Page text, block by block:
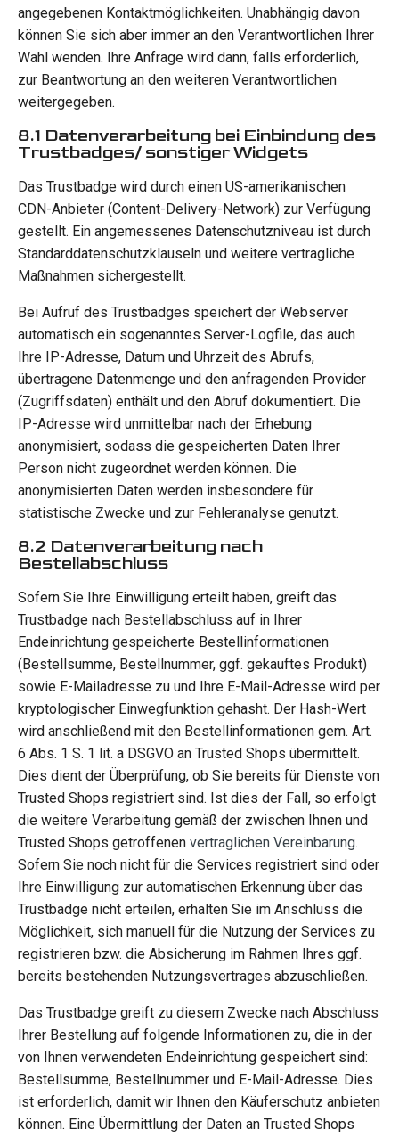
angegebenen Kontaktmöglichkeiten. Unabhängig davon
können Sie sich aber immer an den Verantwortlichen Ihrer
Wahl wenden. Ihre Anfrage wird dann, falls erforderlich,
zur Beantwortung an den weiteren Verantwortlichen
weitergegeben.
8.1 Datenverarbeitung bei Einbindung des
Trustbadges/ sonstiger Widgets
Das Trustbadge wird durch einen US-amerikanischen
CDN-Anbieter (Content-Delivery-Network) zur Verfügung
gestellt. Ein angemessenes Datenschutzniveau ist durch
Standarddatenschutzklauseln und weitere vertragliche
Maßnahmen sichergestellt.
Bei Aufruf des Trustbadges speichert der Webserver
automatisch ein sogenanntes Server-Logfile, das auch
Ihre IP-Adresse, Datum und Uhrzeit des Abrufs,
übertragene Datenmenge und den anfragenden Provider
(Zugriffsdaten) enthält und den Abruf dokumentiert. Die
IP-Adresse wird unmittelbar nach der Erhebung
anonymisiert, sodass die gespeicherten Daten Ihrer
Person nicht zugeordnet werden können. Die
anonymisierten Daten werden insbesondere für
statistische Zwecke und zur Fehleranalyse genutzt.
8.2 Datenverarbeitung nach
Bestellabschluss
Sofern Sie Ihre Einwilligung erteilt haben, greift das
Trustbadge nach Bestellabschluss auf in Ihrer
Endeinrichtung gespeicherte Bestellinformationen
(Bestellsumme, Bestellnummer, ggf. gekauftes Produkt)
sowie E-Mailadresse zu und Ihre E-Mail-Adresse wird per
kryptologischer Einwegfunktion gehasht. Der Hash-Wert
wird anschließend mit den Bestellinformationen gem. Art.
6 Abs. 1 S. 1 lit. a DSGVO an Trusted Shops übermittelt.
Dies dient der Überprüfung, ob Sie bereits für Dienste von
Trusted Shops registriert sind. Ist dies der Fall, so erfolgt
die weitere Verarbeitung gemäß der zwischen Ihnen und
Trusted Shops getroffenen vertraglichen Vereinbarung.
Sofern Sie noch nicht für die Services registriert sind oder
Ihre Einwilligung zur automatischen Erkennung über das
Trustbadge nicht erteilen, erhalten Sie im Anschluss die
Möglichkeit, sich manuell für die Nutzung der Services zu
registrieren bzw. die Absicherung im Rahmen Ihres ggf.
bereits bestehenden Nutzungsvertrages abzuschließen.
Das Trustbadge greift zu diesem Zwecke nach Abschluss
Ihrer Bestellung auf folgende Informationen zu, die in der
von Ihnen verwendeten Endeinrichtung gespeichert sind:
Bestellsumme, Bestellnummer und E-Mail-Adresse. Dies
ist erforderlich, damit wir Ihnen den Käuferschutz anbieten
können. Eine Übermittlung der Daten an Trusted Shops